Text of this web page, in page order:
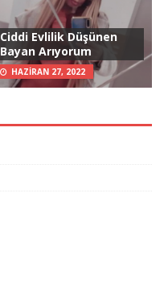
Ciddi Evlilik Düşünen
Bayan Arıyorum
HAZIRAN 27, 2022